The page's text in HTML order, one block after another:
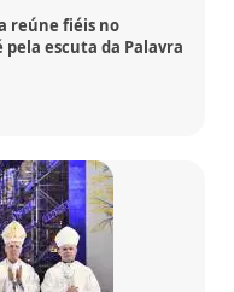
reúne fiéis no
escuta da Palavra